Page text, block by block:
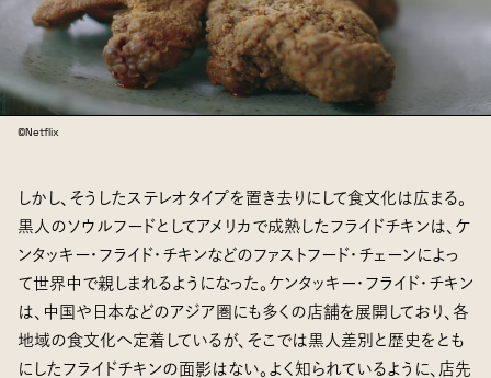
©Netflix
しかし、そうしたステレオタイプを置き去りにして食文化は広まる。
黒人のソウルフードとしてアメリカで成熟したフライドチキンは、ケ
ンタッキー・フライド・チキンなどのファストフード・チェーンによっ
て世界中で親しまれるようになった。ケンタッキー・フライド・チキン
は、中国や日本などのアジア圏にも多くの店舗を展開しており、各
地域の食文化へ定着しているが、そこでは黒人差別と歴史をとも
にしたフライドチキンの面影はない。よく知られているように、店先